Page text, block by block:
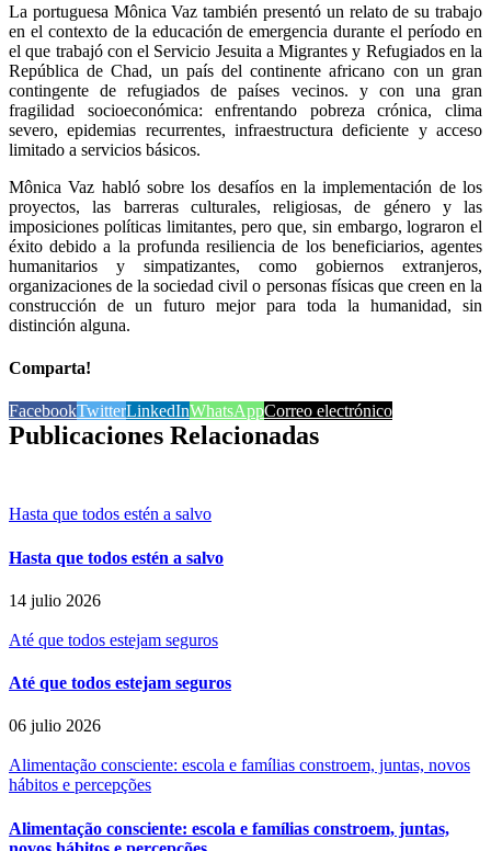
La portuguesa Mônica Vaz también presentó un relato de su trabajo
en el contexto de la educación de emergencia durante el período en
el que trabajó con el Servicio Jesuita a Migrantes y Refugiados en la
República de Chad, un país del continente africano con un gran
contingente de refugiados de países vecinos. y con una gran
fragilidad socioeconómica: enfrentando pobreza crónica, clima
severo, epidemias recurrentes, infraestructura deficiente y acceso
limitado a servicios básicos.
Mônica Vaz habló sobre los desafíos en la implementación de los
proyectos, las barreras culturales, religiosas, de género y las
imposiciones políticas limitantes, pero que, sin embargo, lograron el
éxito debido a la profunda resiliencia de los beneficiarios, agentes
humanitarios y simpatizantes, como gobiernos extranjeros,
organizaciones de la sociedad civil o personas físicas que creen en la
construcción de un futuro mejor para toda la humanidad, sin
distinción alguna.
Comparta!
FacebookTwitterLinkedInWhatsAppCorreo electrónico
Publicaciones Relacionadas
Hasta que todos estén a salvo
Hasta que todos estén a salvo
14 julio 2026
Até que todos estejam seguros
Até que todos estejam seguros
06 julio 2026
Alimentação consciente: escola e famílias constroem, juntas, novos
hábitos e percepções
Alimentação consciente: escola e famílias constroem, juntas,